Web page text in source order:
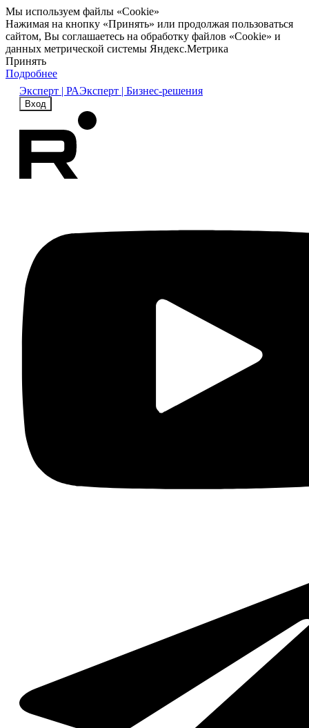
Мы используем файлы «Cookie»
Нажимая на кнопку «Принять» или продолжая пользоваться
сайтом, Вы соглашаетесь на обработку файлов «Cookie» и
данных метрической системы Яндекс.Метрика
Принять
Подробнее
Эксперт | РАЭксперт | Бизнес-решения
Вход